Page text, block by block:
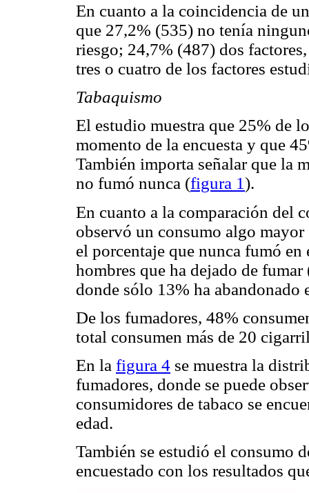
En cuanto a la coincidencia de
que 27,2% (535) no tenía
riesgo; 24,7% (487) dos
tres o cuatro de los factores
Tabaquismo
El estudio muestra que 25% de
momento de la encuesta y que
También importa señalar que la
no fumó nunca (figura 1).
En cuanto a la comparación del
observó un consumo algo
el porcentaje que nunca fumó
hombres que ha dejado de
donde sólo 13% ha abandonado
De los fumadores, 48%
total consumen más de 20
En la figura 4 se muestra la
fumadores, donde se puede
consumidores de tabaco se
edad.
También se estudió el consumo
encuestado con los resultados